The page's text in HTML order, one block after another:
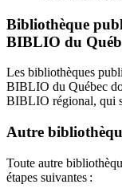
Bibliothèque
BIBLIO du
Les bibliothèques
BIBLIO du Québec
BIBLIO régional, qui
Autre
Toute autre
étapes suivantes :